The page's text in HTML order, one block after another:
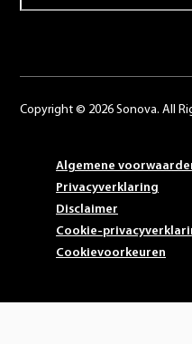
Copyright © 2026 Sonova. All
Algemene
Privacyverklaring
Disclaimer
Cookie-
Cookievoorkeuren